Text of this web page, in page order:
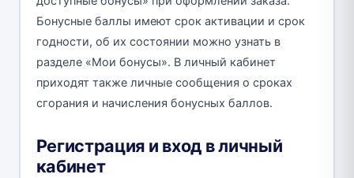
Бонусные баллы имеют срок активации и срок
годности, об их состоянии можно узнать в
разделе «Мои бонусы». В личный кабинет
приходят также личные сообщения о сроках
сгорания и начисления бонусных баллов.
Регистрация и вход в личный
кабинет